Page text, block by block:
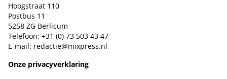
Hoogstraat 110
Postbus 11
5258 ZG Berlicum
Telefoon: +31 (0) 73 503 43 47
E-mail: redactie@mixpress.nl
Onze privacyverklaring